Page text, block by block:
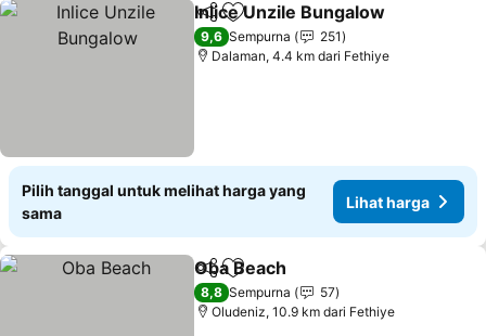
BagikanTambahkan ke favorit
Inlice Unzile Bungalow
9,6 Sempurna
251
Dalaman, 4.4 km dari Fethiye
Pilih tanggal untuk melihat harga yang
sama
Lihat harga
BagikanTambahkan ke favorit
Oba Beach
8,8 Sempurna
57
Oludeniz, 10.9 km dari Fethiye